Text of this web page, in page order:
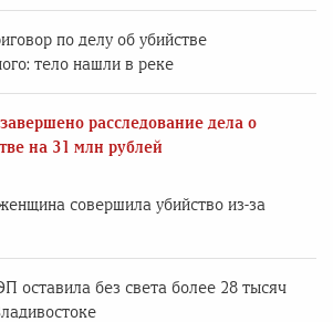
по делу об убийстве
тело нашли в реке
расследование дела о
на 31 млн рублей
совершила убийство из-за
оставила без света более 28 тысяч